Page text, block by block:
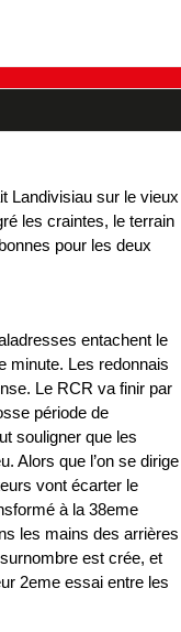
Landivisiau sur le vieux
les craintes, le terrain
pour les deux
entachent le
minute. Les redonnais
Le RCR va finir par
période de
souligner que les
Alors que l’on se dirige
vont écarter le
à la 38eme
les mains des arrières
est crée, et
2eme essai entre les